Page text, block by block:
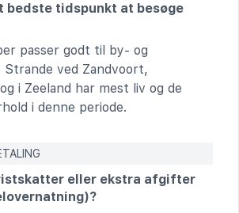
bedste tidspunkt at besøge
passer godt til by- og
Strande ved Zandvoort,
i Zeeland har mest liv og de
i denne periode.
eller ekstra afgifter